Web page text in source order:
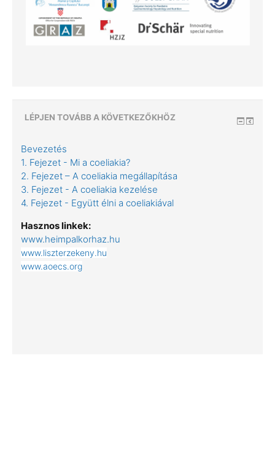
LÉPJEN TOVÁBB A KÖVETKEZŐKHÖZ
Bevezetés
1. Fejezet - Mi a coeliakia?
2. Fejezet – A coeliakia megállapítása
3. Fejezet - A coeliakia kezelése
4. Fejezet - Együtt élni a coeliakiával
Hasznos linkek:
www.heimpalkorhaz.hu
www.liszterzekeny.hu
www.aoecs.org